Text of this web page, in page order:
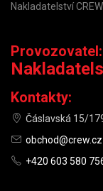
Nakladatelství
Provozovatel:
Kontakty:
Čáslavská 15/
obchod@crew.cz
+420 603 580